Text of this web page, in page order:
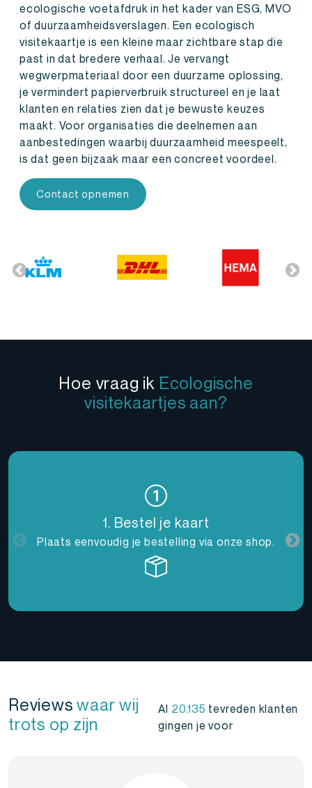
ecologische voetafdruk in het kader van ESG, MVO
of duurzaamheidsverslagen. Een ecologisch
visitekaartje is een kleine maar zichtbare stap die
past in dat bredere verhaal. Je vervangt
wegwerpmateriaal door een duurzame oplossing,
je vermindert papierverbruik structureel en je laat
klanten en relaties zien dat je bewuste keuzes
maakt. Voor organisaties die deelnemen aan
aanbestedingen waarbij duurzaamheid meespeelt,
is dat geen bijzaak maar een concreet voordeel.
Contact opnemen
Hoe vraag ik Ecologische
visitekaartjes aan?
1. Bestel je kaart
Plaats eenvoudig je bestelling via onze shop.
Reviewswaar wij
trots op zijn
Al 20.135 tevreden klanten
gingen je voor